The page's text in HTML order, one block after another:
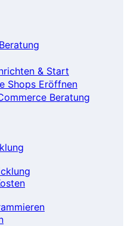
& Start
Shops Eröffnen
Beratung